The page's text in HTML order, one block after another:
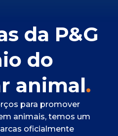
da P&G
do
animal.
para promover
animais, temos um
oficialmente